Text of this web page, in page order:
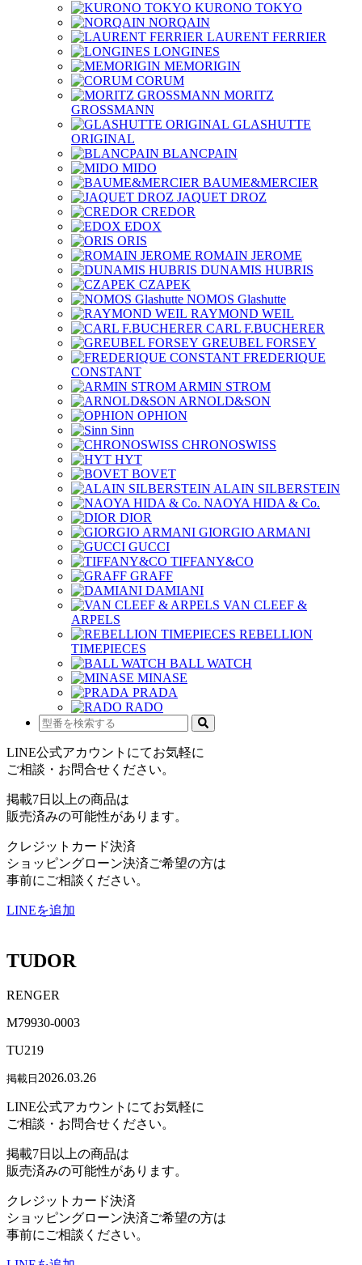
KURONO TOKYO
NORQAIN
LAURENT FERRIER
LONGINES
MEMORIGIN
CORUM
MORITZ
GROSSMANN
GLASHUTTE
ORIGINAL
BLANCPAIN
MIDO
BAUME&MERCIER
JAQUET DROZ
CREDOR
EDOX
ORIS
ROMAIN JEROME
DUNAMIS HUBRIS
CZAPEK
NOMOS Glashutte
RAYMOND WEIL
CARL F.BUCHERER
GREUBEL FORSEY
FREDERIQUE
CONSTANT
ARMIN STROM
ARNOLD&SON
OPHION
Sinn
CHRONOSWISS
HYT
BOVET
ALAIN SILBERSTEIN
NAOYA HIDA & Co.
DIOR
GIORGIO ARMANI
GUCCI
TIFFANY&CO
GRAFF
DAMIANI
VAN CLEEF &
ARPELS
REBELLION
TIMEPIECES
BALL WATCH
MINASE
PRADA
RADO
LINE公式アカウントにてお気軽に
ご相談・お問合せください。
掲載7日以上の商品は
販売済みの可能性があります。
クレジットカード決済
ショッピングローン決済ご希望の方は
事前にご相談ください。
LINEを追加
TUDOR
RENGER
M79930-0003
TU219
掲載日 2026.03.26
LINE公式アカウントにてお気軽に
ご相談・お問合せください。
掲載7日以上の商品は
販売済みの可能性があります。
クレジットカード決済
ショッピングローン決済ご希望の方は
事前にご相談ください。